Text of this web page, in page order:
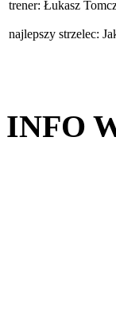
trener: Łukasz
najlepszy strzelec:
INFO